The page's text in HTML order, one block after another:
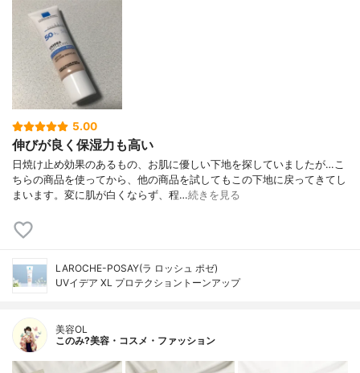
5.00
伸びが良く保湿力も高い
日焼け止め効果のあるもの、お肌に優しい下地を探していましたが…こ
ちらの商品を使ってから、他の商品を試してもこの下地に戻ってきてし
まいます。変に肌が白くならず、程…続きを見る
LAROCHE-POSAY(ラ ロッシュ ポゼ)
UVイデア XL プロテクショントーンアップ
美容OL
このみ?美容・コスメ・ファッション